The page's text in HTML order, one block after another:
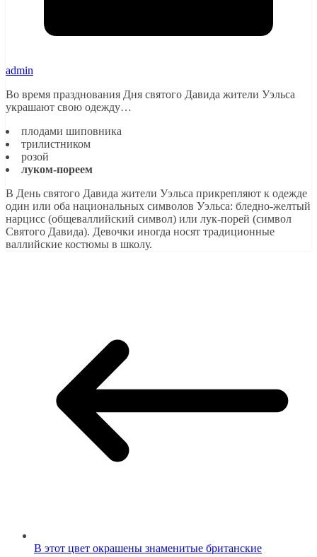
admin
Во время празднования Дня святого Давида жители Уэльса
украшают свою одежду…
плодами шиповника
трилистником
розой
луком-пореем
В День святого Давида жители Уэльса прикрепляют к одежде
один или оба национальных символов Уэльса: бледно-желтый
нарцисс (общеваллийский символ) или лук-порей (символ
Святого Давида). Девочки иногда носят традиционные
валлийские костюмы в школу.
В этот цвет окрашены знаменитые британские